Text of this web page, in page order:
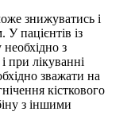
знижуватись і
У пацієнтів із
з
при лікуванні
зважати на
кісткового
з іншими